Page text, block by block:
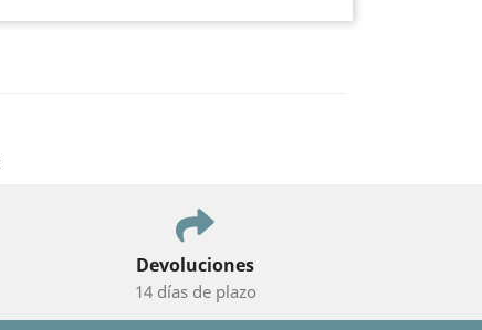
Devoluciones
14 días de plazo